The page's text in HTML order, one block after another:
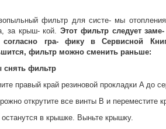
фильтр для систе- мы
за крыш- кой.Этот фильтр следует
согласно гра- фику в Сервисной
фильтр можно сменить раньше:
снять фильтр
правый край резиновой прокладки A до
открутите все винты B и переместите
в крышке. Выньте крышку.